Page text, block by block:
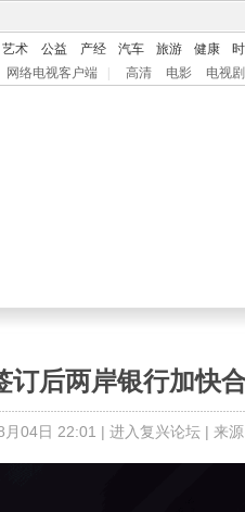
艺术 公益 产经 汽车 旅游 健康
网络电视客户端 高清 电影 电视剧
订后两岸银行加快
月04日 22:01 | 进入复兴论坛 | 来